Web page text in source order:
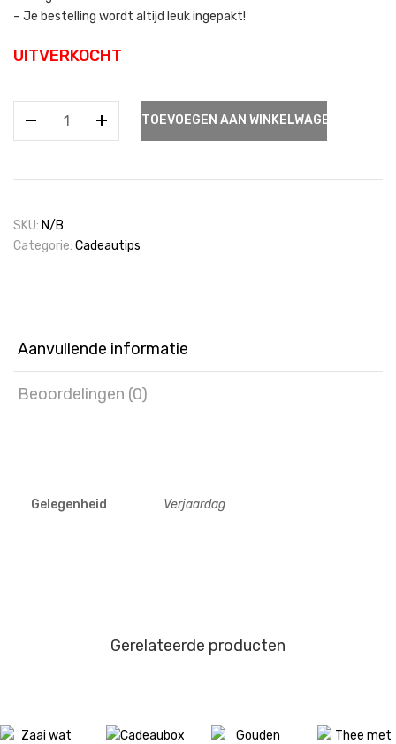
– Je bestelling wordt altijd leuk ingepakt!
UITVERKOCHT
harte
gefeliciteerd.
TOEVOEGEN AAN WINKELWAGEN
SKU: N/B
Categorie: Cadeautips
Aanvullende informatie
Beoordelingen (0)
Gelegenheid Verjaardag
Gerelateerde producten